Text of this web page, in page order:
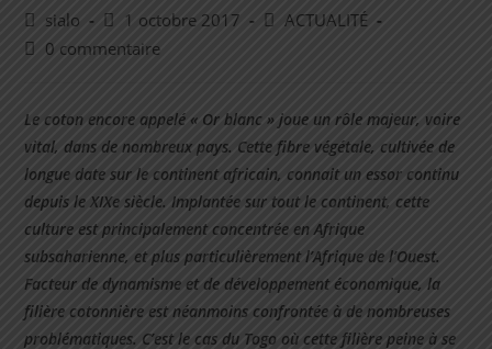
sialo 1 octobre 2017
ACTUALITÉ
0 commentaire
Le coton encore appelé « Or blanc » joue un rôle majeur, voire
vital, dans de nombreux pays. Cette fibre végétale, cultivée de
longue date sur le continent africain, connait un essor continu
depuis le XIXe siècle. Implantée sur tout le continent, cette
culture est principalement concentrée en Afrique
subsaharienne, et plus particulièrement l’Afrique de l’Ouest.
Facteur de dynamisme et de développement économique, la
filière cotonnière est néanmoins confrontée à de nombreuses
problématiques. C’est le cas du Togo où cette filière peine à se